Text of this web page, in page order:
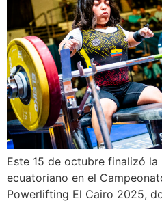
Este 15 de octubre finalizó
ecuatoriano en el
Powerlifting El Cairo 2025,